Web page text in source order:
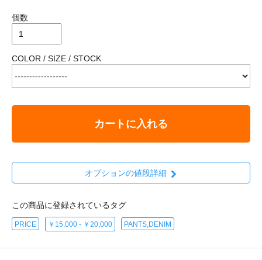
個数
COLOR / SIZE / STOCK
カートに入れる
オプションの値段詳細
この商品に登録されているタグ
PRICE ￥15,000 - ￥20,000 PANTS,DENIM